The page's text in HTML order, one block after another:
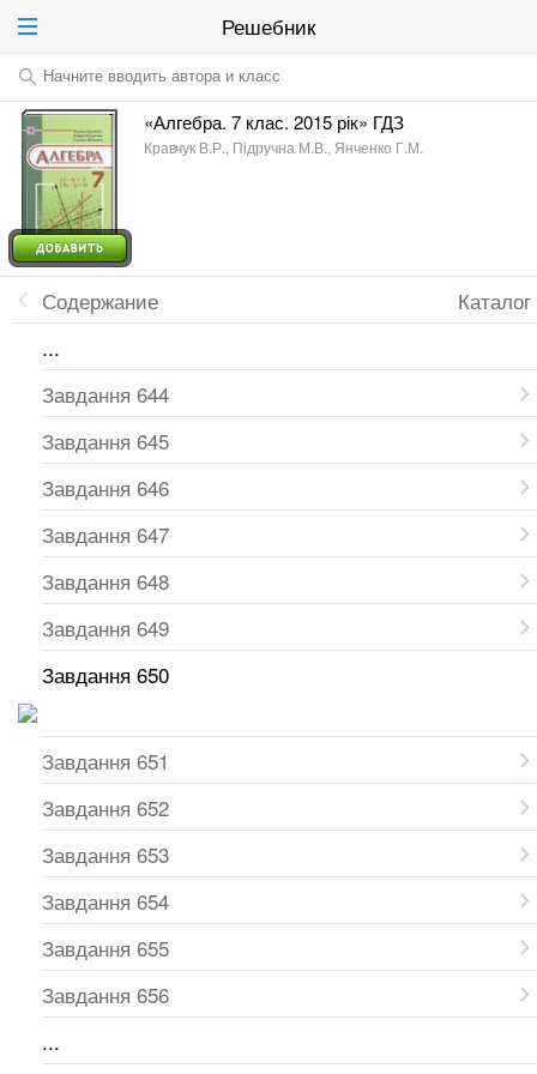
Решебник
Начните вводить автора и класс
«Алгебра. 7 клас. 2015 рік» ГДЗ
Кравчук В.Р., Підручна М.В., Янченко Г.М.
Каталог
Содержание
...
Завдання 644
Завдання 645
Завдання 646
Завдання 647
Завдання 648
Завдання 649
Завдання 650
Завдання 651
Завдання 652
Завдання 653
Завдання 654
Завдання 655
Завдання 656
...